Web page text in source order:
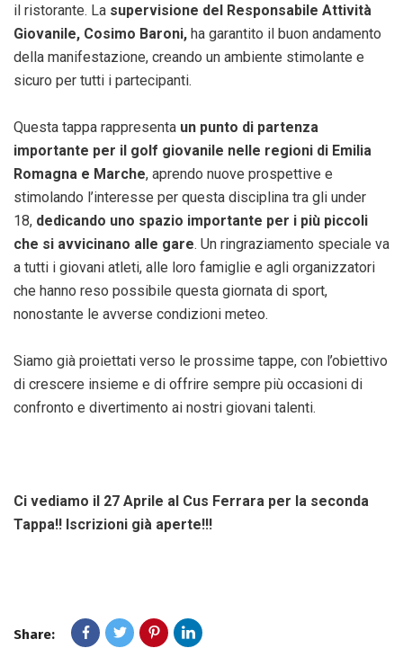
il ristorante. La supervisione del Responsabile Attività
Giovanile, Cosimo Baroni, ha garantito il buon andamento
della manifestazione, creando un ambiente stimolante e
sicuro per tutti i partecipanti.
Questa tappa rappresenta un punto di partenza
importante per il golf giovanile nelle regioni di Emilia
Romagna e Marche, aprendo nuove prospettive e
stimolando l’interesse per questa disciplina tra gli under
18, dedicando uno spazio importante per i più piccoli
che si avvicinano alle gare. Un ringraziamento speciale va
a tutti i giovani atleti, alle loro famiglie e agli organizzatori
che hanno reso possibile questa giornata di sport,
nonostante le avverse condizioni meteo.
Siamo già proiettati verso le prossime tappe, con l’obiettivo
di crescere insieme e di offrire sempre più occasioni di
confronto e divertimento ai nostri giovani talenti.
Ci vediamo il 27 Aprile al Cus Ferrara per la seconda
Tappa!! Iscrizioni già aperte!!!
Share: